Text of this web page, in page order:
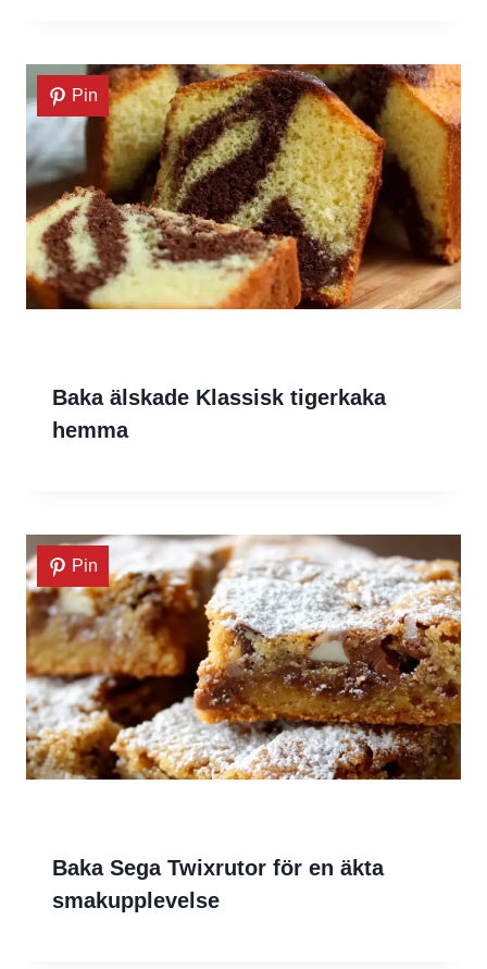
Pin
Baka älskade Klassisk tigerkaka
hemma
Pin
Baka Sega Twixrutor för en äkta
smakupplevelse